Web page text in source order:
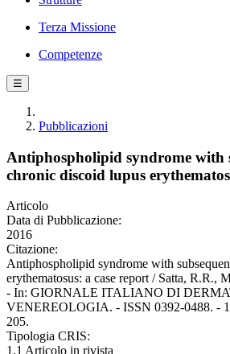
Terza Missione
Competenze
☰
Pubblicazioni
Antiphospholipid syndrome with
chronic discoid lupus
Articolo
Data di Pubblicazione:
2016
Citazione:
Antiphospholipid syndrome with
erythematosus: a case report / Satta, R.R.,
- In: GIORNALE ITALIANO DI
VENEREOLOGIA. - ISSN 0392-0488. -
205.
Tipologia CRIS:
1.1 Articolo in rivista